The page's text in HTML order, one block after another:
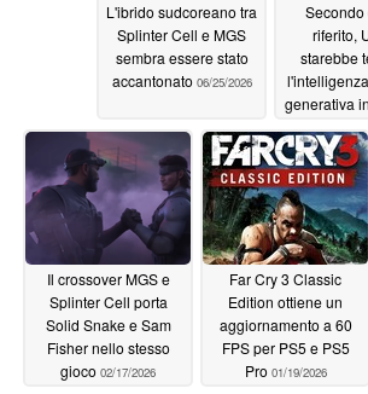
L'ibrido sudcoreano tra
Splinter Cell e MGS
sembra essere stato
accantonato 06/25/2026
Secondo
riferito,
starebbe
generativa
05/25/
Il crossover MGS e
Splinter Cell porta
Solid Snake e Sam
Fisher nello stesso
gioco 02/17/2026
Far Cry 3 Classic
Edition ottiene un
aggiornamento a 60
FPS per PS5 e PS5
Pro 01/19/2026